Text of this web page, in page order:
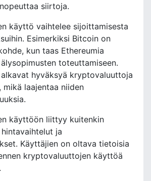
siirtoja.
käyttö vaihtelee sijoittamisesta
Esimerkiksi Bitcoin on
kun taas Ethereumia
toteuttamiseen.
hyväksyä kryptovaluuttoja
mikä laajentaa niiden
käyttöön liittyy kuitenkin
ja
Käyttäjien on oltava tietoisia
kryptovaluuttojen käyttöä